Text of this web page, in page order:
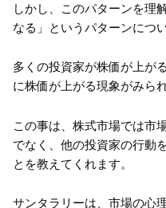
しかし、このパターンを理
なる」というパターンにつ
多くの投資家が株価が上が
に株価が上がる現象がみら
この事は、株式市場では市
でなく、他の投資家の行動
とを教えてくれます。
サンタラリーは、市場の心